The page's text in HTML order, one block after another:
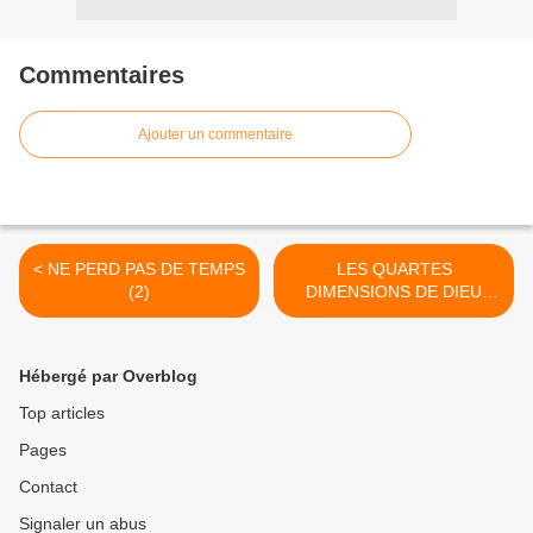
Commentaires
Ajouter un commentaire
< NE PERD PAS DE TEMPS
(2)
LES QUARTES
DIMENSIONS DE DIEU
POUR NOUS. >
Hébergé par Overblog
Top articles
Pages
Contact
Signaler un abus